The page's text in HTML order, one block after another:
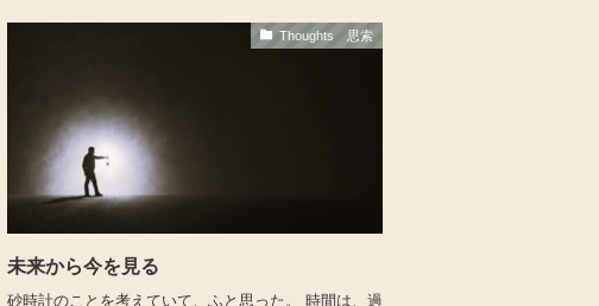
Thoughts 思索
未来から今を見る
砂時計のことを考えていて、ふと思った。 時間は、過